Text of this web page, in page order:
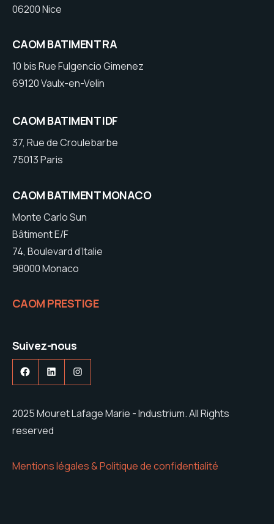
06200 Nice
CAOM BATIMENT RA
10 bis Rue Fulgencio Gimenez
69120 Vaulx-en-Velin
CAOM BATIMENT IDF
37, Rue de Croulebarbe
75013 Paris
CAOM BATIMENT MONACO
Monte Carlo Sun
Bâtiment E/F
74, Boulevard d’Italie
98000 Monaco
CAOM PRESTIGE
Suivez-nous
Facebook
LinkedInInstagram
2025 Mouret Lafage Marie - Industrium. All Rights
reserved
Mentions légales & Politique de confidentialité